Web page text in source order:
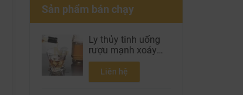
Sản phẩm bán chạy
Ly thủy tinh uống
rượu mạnh xoáy
300ml
Liên hệ